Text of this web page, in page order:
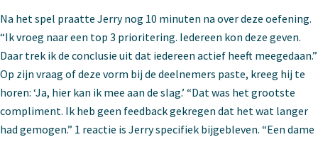
Na het spel praatte Jerry nog 10 minuten na over deze oefening.
“Ik vroeg naar een top 3 prioritering. Iedereen kon deze geven.
Daar trek ik de conclusie uit dat iedereen actief heeft meegedaan.”
Op zijn vraag of deze vorm bij de deelnemers paste, kreeg hij te
horen: ‘Ja, hier kan ik mee aan de slag.’ “Dat was het grootste
compliment. Ik heb geen feedback gekregen dat het wat langer
had gemogen.” 1 reactie is Jerry specifiek bijgebleven. “Een dame